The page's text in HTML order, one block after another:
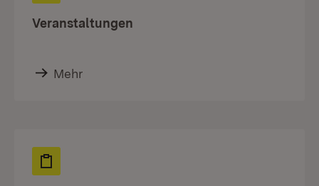
Veranstaltungen
Mehr